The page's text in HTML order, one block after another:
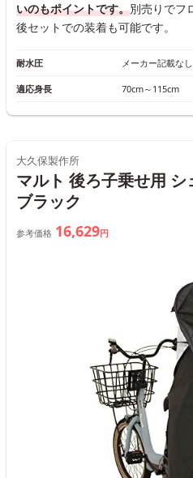
いのもポイントです。別売りでフ
後セットでの装着も可能です。
耐水圧 メーカー記載なし
適応身長 70cm～115cm
大久保製作所
マルト 後ろ子乗せ用
ブラック
参考価格 16,629円